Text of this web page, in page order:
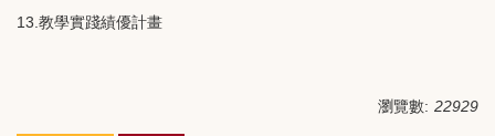
13.教學實踐績優計畫
瀏覽數: 22929